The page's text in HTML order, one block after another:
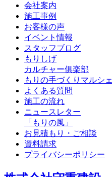
会社案内
施工事例
お客様の声
イベント情報
スタッフブログ
もりしげ
カルチャー俱楽部
もりの手づくりマルシェ
よくある質問
施工の流れ
ニュースレター
「もりの風」
お見積もり・ご相談
資料請求
プライバシーポリシー